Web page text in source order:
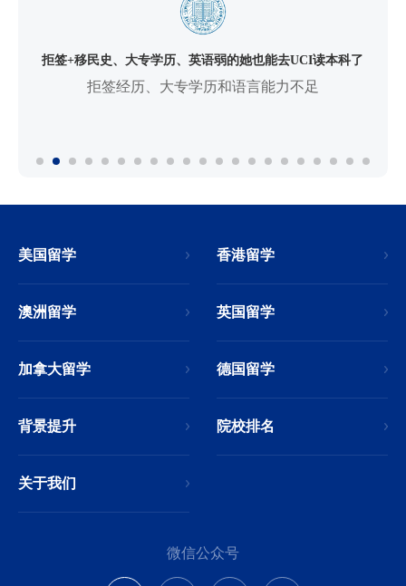
拒签+移民史、大专学历、英语弱的她也能去UCI读本科了
拒签经历、大专学历和语言能力不足
美国留学 香港留学
澳洲留学 英国留学
加拿大留学 德国留学
背景提升 院校排名
关于我们
微信公众号